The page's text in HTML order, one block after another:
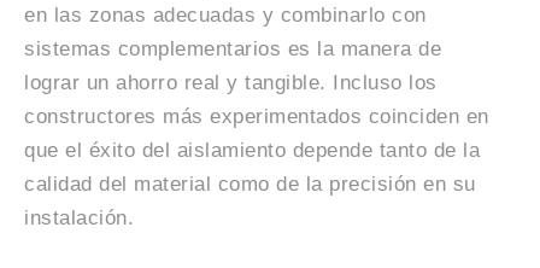
en las zonas adecuadas y combinarlo con
sistemas complementarios es la manera de
lograr un ahorro real y tangible. Incluso los
constructores más experimentados coinciden en
que el éxito del aislamiento depende tanto de la
calidad del material como de la precisión en su
instalación.